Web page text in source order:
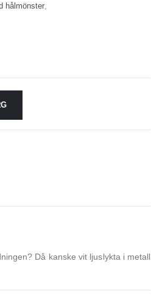
hålmönster
Då kanske vit ljuslykta i metall